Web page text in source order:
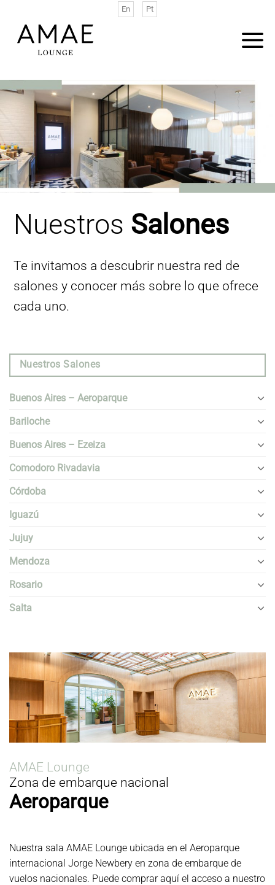
contenido
En Pt
Nuestros Salones
Te invitamos a descubrir nuestra red de
salones y conocer más sobre lo que ofrece
cada uno.
Nuestros Salones
Buenos Aires – Aeroparque
Bariloche
Buenos Aires – Ezeiza
Comodoro Rivadavia
Córdoba
Iguazú
Jujuy
Mendoza
Rosario
Salta
AMAE Lounge
Zona de embarque nacional
Aeroparque
Nuestra sala AMAE Lounge ubicada en el Aeroparque
internacional Jorge Newbery en zona de embarque de
vuelos nacionales. Puede comprar aquí el acceso a nuestro